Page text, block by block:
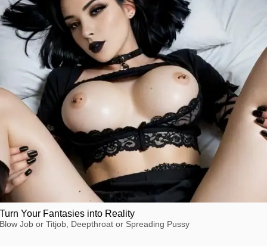
Turn Your Fantasies into Reality
Blow Job or Titjob, Deepthroat or Spreading Pussy